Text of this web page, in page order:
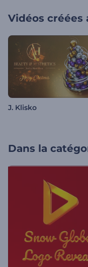
Vidéos créées
J. Klisko
Dans la